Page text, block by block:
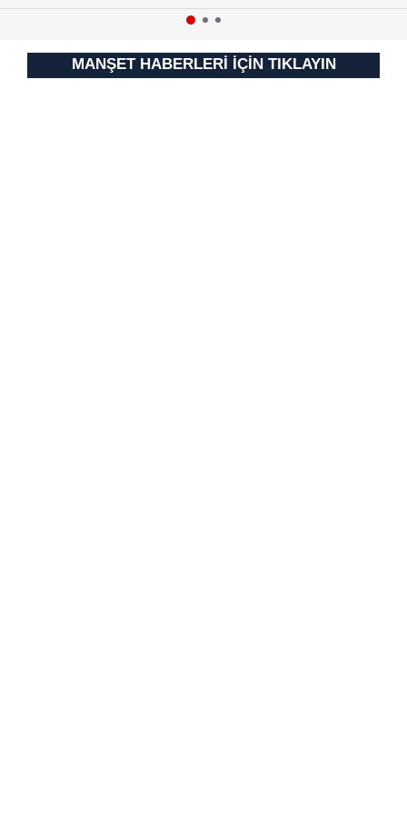
için Ayarlar butonuna tıklayabilir,Çerez Bilgilendirme
6698 sayılı Kişisel Verilerin Korunması Kanunu uyarınca
MANŞET HABERLERİ İÇİN TIKLAYIN